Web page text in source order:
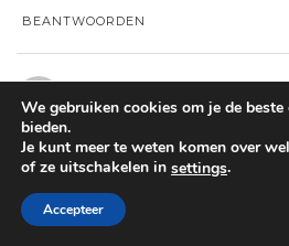
BEANTWOORDEN
LORE
Waauw zalig om al die mooie kleuren te
lipstick kleur voor mijn gezicht willen
eentje voor speciale gelegenheden. Zoals je
prachtig!
We gebruiken cookies om je de
bieden.
Je kunt meer te weten komen over
of ze uitschakelen in settings.
Accepteer